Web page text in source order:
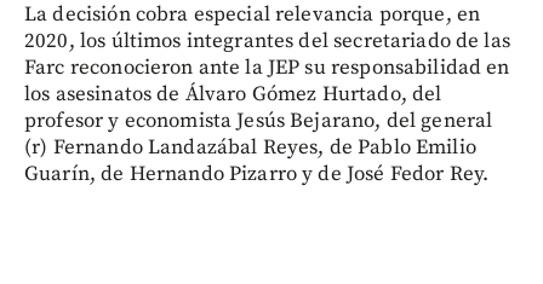
La decisión cobra especial relevancia porque, en
2020, los últimos integrantes del secretariado de las
Farc reconocieron ante la JEP su responsabilidad en
los asesinatos de Álvaro Gómez Hurtado, del
profesor y economista Jesús Bejarano, del general
(r) Fernando Landazábal Reyes, de Pablo Emilio
Guarín, de Hernando Pizarro y de José Fedor Rey.